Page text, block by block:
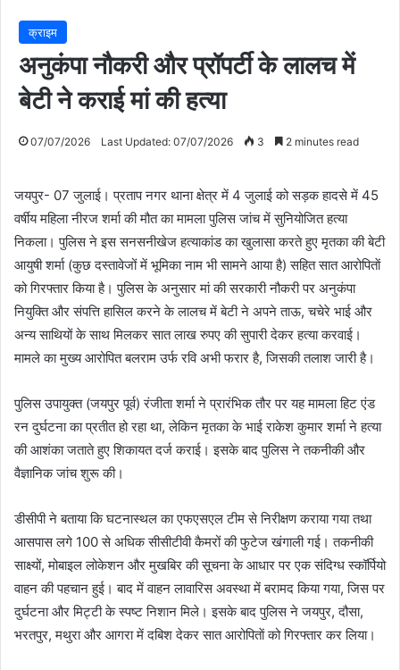
क्राइम
अनुकंपा नौकरी और प्रॉपर्टी के लालच में
बेटी ने कराई मां की हत्या
07/07/2026 Last Updated: 07/07/2026 3 2 minutes read
जयपुर- 07 जुलाई। प्रताप नगर थाना क्षेत्र में 4 जुलाई को सड़क हादसे में 45
वर्षीय महिला नीरज शर्मा की मौत का मामला पुलिस जांच में सुनियोजित हत्या
निकला। पुलिस ने इस सनसनीखेज हत्याकांड का खुलासा करते हुए मृतका की बेटी
आयुषी शर्मा (कुछ दस्तावेजों में भूमिका नाम भी सामने आया है) सहित सात आरोपिताें
को गिरफ्तार किया है। पुलिस के अनुसार मां की सरकारी नौकरी पर अनुकंपा
नियुक्ति और संपत्ति हासिल करने के लालच में बेटी ने अपने ताऊ, चचेरे भाई और
अन्य साथियों के साथ मिलकर सात लाख रुपए की सुपारी देकर हत्या करवाई।
मामले का मुख्य आरोपित बलराम उर्फ रवि अभी फरार है, जिसकी तलाश जारी है।
पुलिस उपायुक्त (जयपुर पूर्व) रंजीता शर्मा ने प्रारंभिक तौर पर यह मामला हिट एंड
रन दुर्घटना का प्रतीत हो रहा था, लेकिन मृतका के भाई राकेश कुमार शर्मा ने हत्या
की आशंका जताते हुए शिकायत दर्ज कराई। इसके बाद पुलिस ने तकनीकी और
वैज्ञानिक जांच शुरू की।
डीसीपी ने बताया कि घटनास्थल का एफएसएल टीम से निरीक्षण कराया गया तथा
आसपास लगे 100 से अधिक सीसीटीवी कैमरों की फुटेज खंगाली गई। तकनीकी
साक्ष्यों, मोबाइल लोकेशन और मुखबिर की सूचना के आधार पर एक संदिग्ध स्कॉर्पियो
वाहन की पहचान हुई। बाद में वाहन लावारिस अवस्था में बरामद किया गया, जिस पर
दुर्घटना और मिट्टी के स्पष्ट निशान मिले। इसके बाद पुलिस ने जयपुर, दौसा,
भरतपुर, मथुरा और आगरा में दबिश देकर सात आरोपिताें को गिरफ्तार कर लिया।